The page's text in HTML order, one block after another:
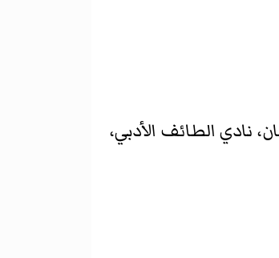
نادي الطائف الأدبي،